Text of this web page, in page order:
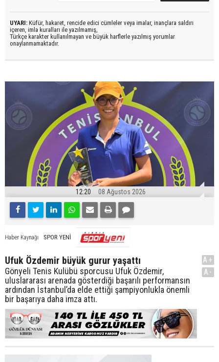
UYARI: Küfür, hakaret, rencide edici cümleler veya imalar, inançlara saldırı
içeren, imla kuralları ile yazılmamış,
Türkçe karakter kullanılmayan ve büyük harflerle yazılmış yorumlar
onaylanmamaktadır.
12:20 08 Ağustos 2026
Haber Kaynağı SPOR YENİ
Ufuk Özdemir büyük gurur yaşattı
Gönyeli Tenis Kulübü sporcusu Ufuk Özdemir,
uluslararası arenada gösterdiği başarılı performansın
ardından İstanbul’da elde ettiği şampiyonlukla önemli
bir başarıya daha imza attı.
A+
A-